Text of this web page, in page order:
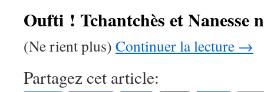
gare
de
Mariembourg
gratuits
Oufti ! Tchantchès et Nanesse
(Ne rient plus) Continuer la lecture →
Partagez cet article: